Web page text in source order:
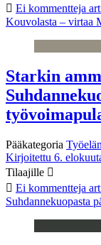
Ei kommentteja
Kouvolasta – virtaa
Starkin
Pääkategoria
Kirjoitettu 6.
Tilaajille
Ei kommentteja
Suhdannekuopasta